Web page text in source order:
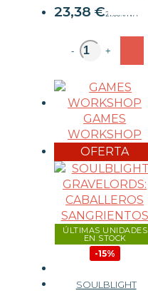
23,38 €21.00% IVA
- +
GAMES
WORKSHOP
OFERTA
ÚLTIMAS UNIDADES
EN STOCK
-15%
SOULBLIGHT